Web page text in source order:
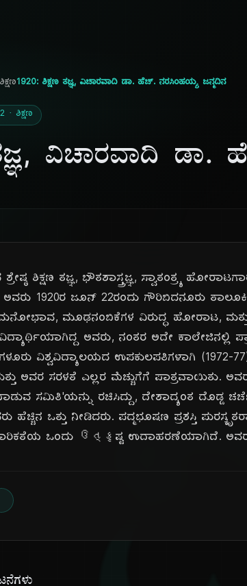
ಶಿಕ್ಷಣ1920: ಶಿಕ್ಷಣ ತಜ್ಞ, ವಿಚಾರವಾದಿ ಡಾ. ಹೆಚ್. ನರಸಿಂಹಯ್ಯ ಜನ್ಮದಿನ
· ಶಿಕ್ಷಣ
ವಿಚಾರವಾದಿ
ಶಿಕ್ಷಣ ತಜ್ಞ, ಭೌತಶಾಸ್ತ್ರಜ್ಞ, ಸ್ವಾತಂತ್ರ್ಯ
1920ರ ಜೂನ್ 22ರಂದು ಗೌರಿಬಿದನೂರು
ಮನೋಭಾವ, ಮೂಢನಂಬಿಕೆಗಳ ವಿರುದ್ಧ ಹೋರಾಟ, ಮತ್ತು
ಅವರು, ನಂತರ ಅದೇ ಕಾಲೇಜಿನಲ್ಲಿ
ವಿಶ್ವವಿದ್ಯಾಲಯದ ಉಪಕುಲಪತಿಗಳಾಗಿ (1972-
ಅವರ ಸರಳತೆ ಎಲ್ಲರ ಮೆಚ್ಚುಗೆಗೆ ಪಾತ್ರವಾಯಿತು.
ಸಮಿತಿ'ಯನ್ನು ರಚಿಸಿದ್ದು, ದೇಶಾದ್ಯಂತ ದೊಡ್ಡ
ಹೆಚ್ಚಿನ ಒತ್ತು ನೀಡಿದರು. ಪದ್ಮಭೂಷಣ ಪ್ರಶಸ್ತಿ
ಒಂದು ઉત્કૃಷ್ಟ ಉದಾಹರಣೆಯಾಗಿದೆ.